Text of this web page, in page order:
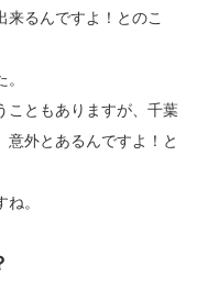
るんですよ！とのこ
こともありますが、千葉
意外とあるんですよ！と
。